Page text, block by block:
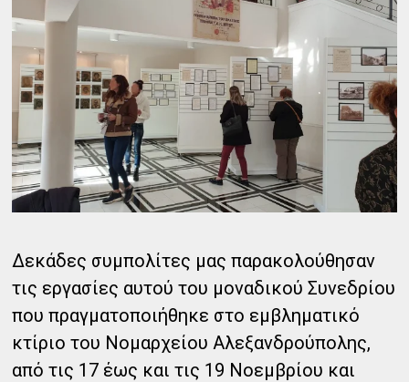
Δεκάδες συμπολίτες μας παρακολούθησαν
τις εργασίες αυτού του μοναδικού Συνεδρίου
που πραγματοποιήθηκε στο εμβληματικό
κτίριο του Νομαρχείου Αλεξανδρούπολης,
από τις 17 έως και τις 19 Νοεμβρίου και